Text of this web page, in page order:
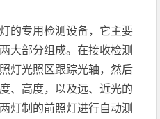
的专用检测设备，它主要
大部分组成。在接收检测
灯光照区跟踪光轴，然后
、高度，以及远、近光的
灯制的前照灯进行自动测